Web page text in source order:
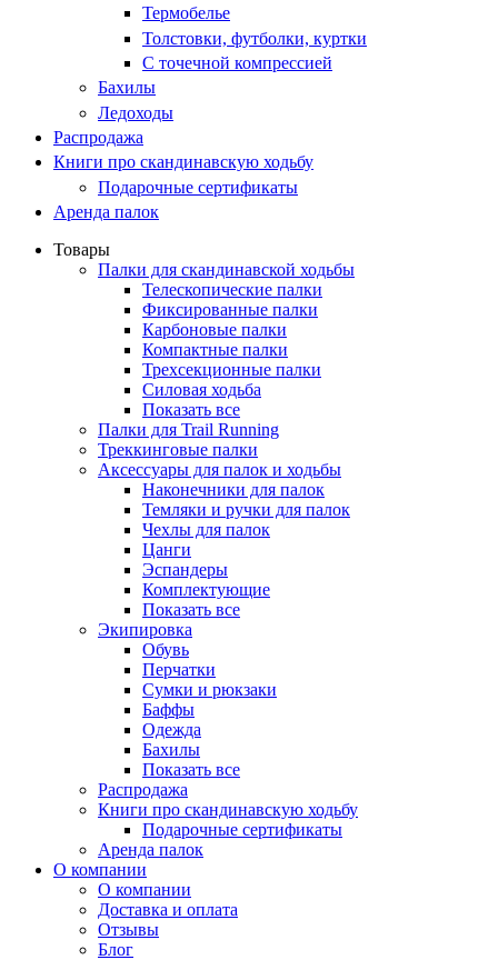
Термобелье
Толстовки, футболки, куртки
С точечной компрессией
Бахилы
Ледоходы
Распродажа
Книги про скандинавскую ходьбу
Подарочные сертификаты
Аренда палок
Товары
Палки для скандинавской ходьбы
Телескопические палки
Фиксированные палки
Карбоновые палки
Компактные палки
Трехсекционные палки
Силовая ходьба
Показать все
Палки для Trail Running
Треккинговые палки
Аксессуары для палок и ходьбы
Наконечники для палок
Темляки и ручки для палок
Чехлы для палок
Цанги
Эспандеры
Комплектующие
Показать все
Экипировка
Обувь
Перчатки
Сумки и рюкзаки
Баффы
Одежда
Бахилы
Показать все
Распродажа
Книги про скандинавскую ходьбу
Подарочные сертификаты
Аренда палок
О компании
О компании
Доставка и оплата
Отзывы
Блог